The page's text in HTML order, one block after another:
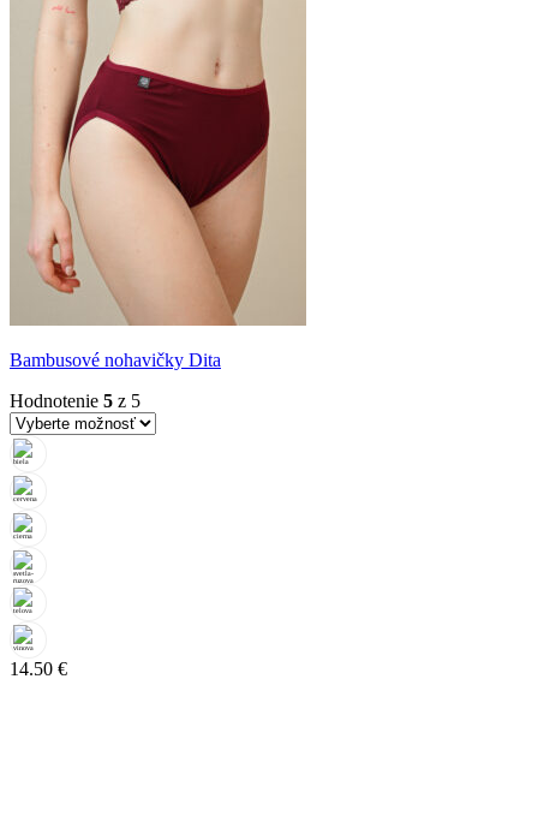
Bambusové nohavičky Dita
Hodnotenie 5 z 5
14.50 €